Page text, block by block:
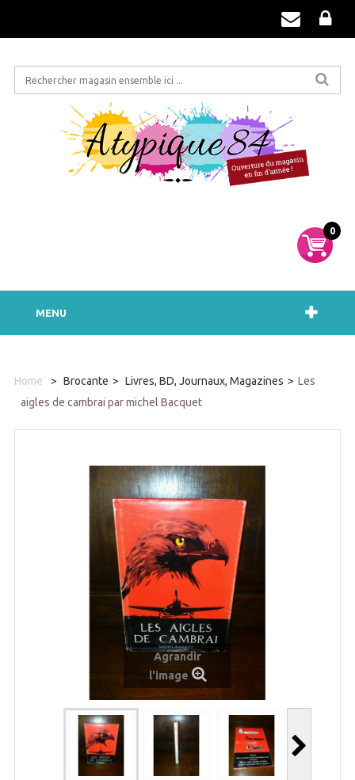
0
MENU
Home > Brocante > Livres, BD, Journaux, Magazines > Les
aigles de cambrai par michel Bacquet
Agrandir
l'image